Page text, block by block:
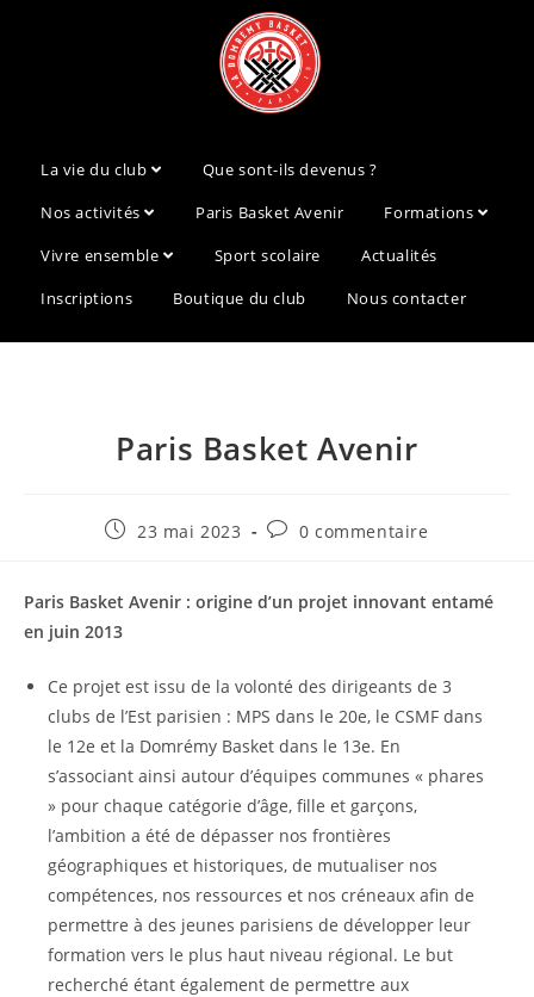
La vie du club
Que sont-ils devenus ?
Nos activités
Paris Basket Avenir
Formations
Vivre ensemble
Sport scolaire
Actualités
Inscriptions
Boutique du club Nous contacter
Paris Basket Avenir
23 mai 2023 0 commentaire
Paris Basket Avenir : origine d’un projet innovant entamé
en juin 2013
Ce projet est issu de la volonté des dirigeants de 3
clubs de l’Est parisien : MPS dans le 20e, le CSMF dans
le 12e et la Domrémy Basket dans le 13e. En
s’associant ainsi autour d’équipes communes « phares
» pour chaque catégorie d’âge, fille et garçons,
l’ambition a été de dépasser nos frontières
géographiques et historiques, de mutualiser nos
compétences, nos ressources et nos créneaux afin de
permettre à des jeunes parisiens de développer leur
formation vers le plus haut niveau régional. Le but
recherché étant également de permettre aux